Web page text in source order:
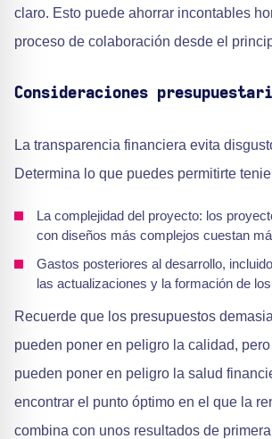
claro. Esto puede ahorrar incontables
proceso de colaboración desde el
Consideraciones
La transparencia financiera evita
Determina lo que puedes permitirte
La complejidad del proyecto: los
con diseños más complejos cuestan
Gastos posteriores al desarrollo,
las actualizaciones y la formación de
Recuerde que los presupuestos
pueden poner en peligro la calidad,
pueden poner en peligro la salud
encontrar el punto óptimo en el que la
combina con unos resultados de